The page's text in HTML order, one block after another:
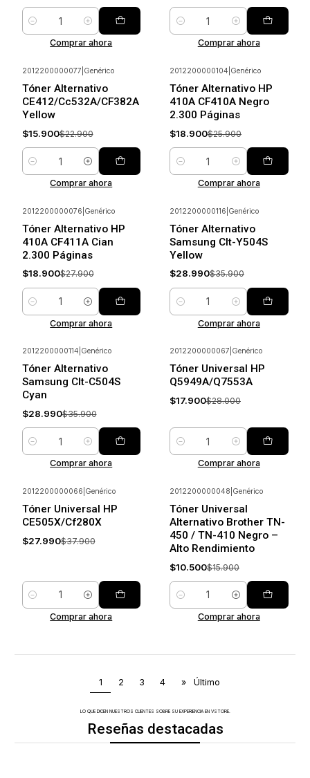
Cantidad
Comprar ahora
Cantidad
Comprar ahora
2012200000077 Genérico
Tóner Alternativo
CE412/Cc532A/CF382A
Yellow
$15.900$22.900
Cantidad
Comprar ahora
2012200000104 Genérico
Tóner Alternativo HP
410A CF410A Negro
2.300 Páginas
$18.900$25.900
Cantidad
Comprar ahora
2012200000076 Genérico
Tóner Alternativo HP
410A CF411A Cian
2.300 Páginas
$18.900$27.900
Cantidad
Comprar ahora
2012200000116 Genérico
Tóner Alternativo
Samsung Clt-Y504S
Yellow
$28.990$35.900
Cantidad
Comprar ahora
2012200000114 Genérico
Tóner Alternativo
Samsung Clt-C504S
Cyan
$28.990$35.900
Cantidad
Comprar ahora
2012200000067 Genérico
Tóner Universal HP
Q5949A/Q7553A
$17.900$28.000
Cantidad
Comprar ahora
2012200000066 Genérico
Tóner Universal HP
CE505X/Cf280X
$27.990$37.900
Cantidad
Comprar ahora
2012200000048 Genérico
Tóner Universal
Alternativo Brother TN-
450 / TN-410 Negro –
Alto Rendimiento
$10.500$15.900
Cantidad
Comprar ahora
1 2 3 4 » Último
LO QUE DICEN NUESTROS CLIENTES SOBRE SU EXPERIENCIA EN VSTORE.
Reseñas destacadas